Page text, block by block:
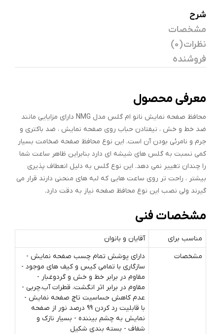
شرح
مشخصات
نظرات (0)
فروشنده
معرفی محصول
محافظ صفحه نمایش نانو ام گلس مدل NMG دارای مزایایی مانند
ضد خط و خش ، نیفتادن حباب روی صفحه نمایش ، ضد باکتری و
جرم و نامرئی بودن آن است. این نوع محافظ صفحه ضخامت بسیار
کمی نسبت به گلس های شیشه ای دارد بنابراین ظاهر ساعت شما
را چندان تغییر نمی دهد. این نوع گلس به دلیل انعطاف پذیری
بیشتر ، راحت تر روی ساعت هایی که لبه های منحنی دارند قرار می
گیرند ولی نصب این نوع محافظ صفحه نیاز به دقت دارد.
مشخصات فنی
مناسب برای
آقایان و بانوان
مشخصات
دارای پوشش تمام چسب صفحه نمایش -
سازگاری با تمامی کیس و کیف های موجود -
مقاوم در برابر خط و خش و گردوغبار -
مقاوم در برابر اثر انگشت، قطرات آب،چربی -
عدم کاهش حساسیت تاچ صفحه نمایش -
با قابلیت رد کردن 99 درصد نور از صفحه
نمایش به چشم بیننده - بسیار نازک و
شفاف - بسته بندی شکیل